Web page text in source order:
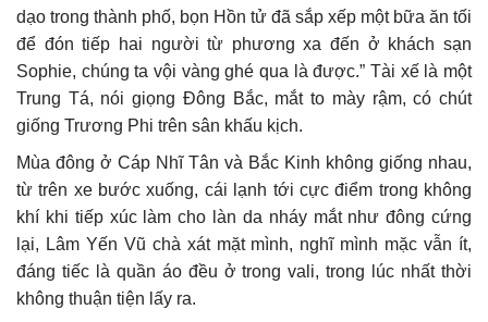
dạo trong thành phố, bọn Hồn tử đã sắp xếp một bữa ăn tối
để đón tiếp hai người từ phương xa đến ở khách sạn
Sophie, chúng ta vội vàng ghé qua là được.” Tài xế là một
Trung Tá, nói giọng Đông Bắc, mắt to mày rậm, có chút
giống Trương Phi trên sân khấu kịch.
Mùa đông ở Cáp Nhĩ Tân và Bắc Kinh không giống nhau,
từ trên xe bước xuống, cái lạnh tới cực điểm trong không
khí khi tiếp xúc làm cho làn da nháy mắt như đông cứng
lại, Lâm Yến Vũ chà xát mặt mình, nghĩ mình mặc vẫn ít,
đáng tiếc là quần áo đều ở trong vali, trong lúc nhất thời
không thuận tiện lấy ra.